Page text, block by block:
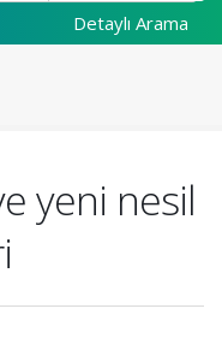
Detaylı Arama
yeni nesil